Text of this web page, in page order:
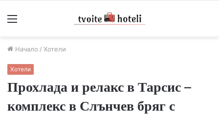
Меню
Начало / Хотели
Хотели
Прохлада и релакс в Тарсис –
комплекс в Слънчев бряг с